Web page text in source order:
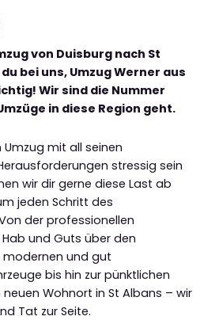
von Duisburg nach St
bei uns, Umzug Werner aus
Wir sind die Nummer
in diese Region geht.
Umzug mit all seinen
stressig sein
wir dir gerne diese Last ab
jeden Schritt des
der professionellen
und Guts über den
modernen und gut
bis hin zur pünktlichen
Wohnort in St Albans – wir
Tat zur Seite.